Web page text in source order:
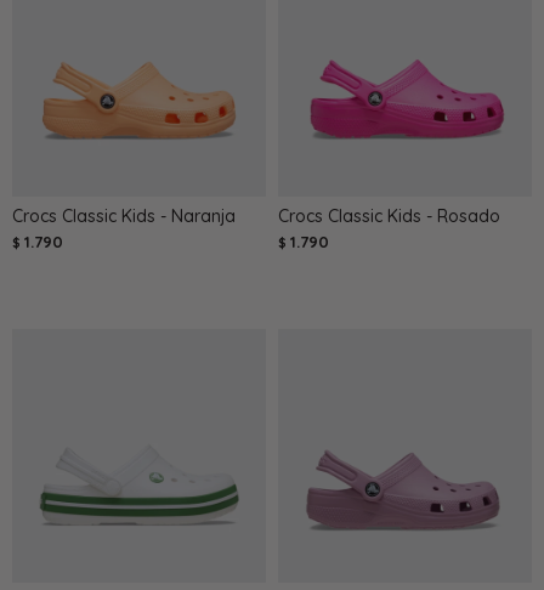
Crocs Classic Kids - Naranja
$ 1.790
Crocs Classic Kids - Rosado
$ 1.790